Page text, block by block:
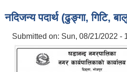
नदिजन्य पदार्थ (ढुङ्गा, गिटि,
Submitted on: Sun, 08/21/2022 -